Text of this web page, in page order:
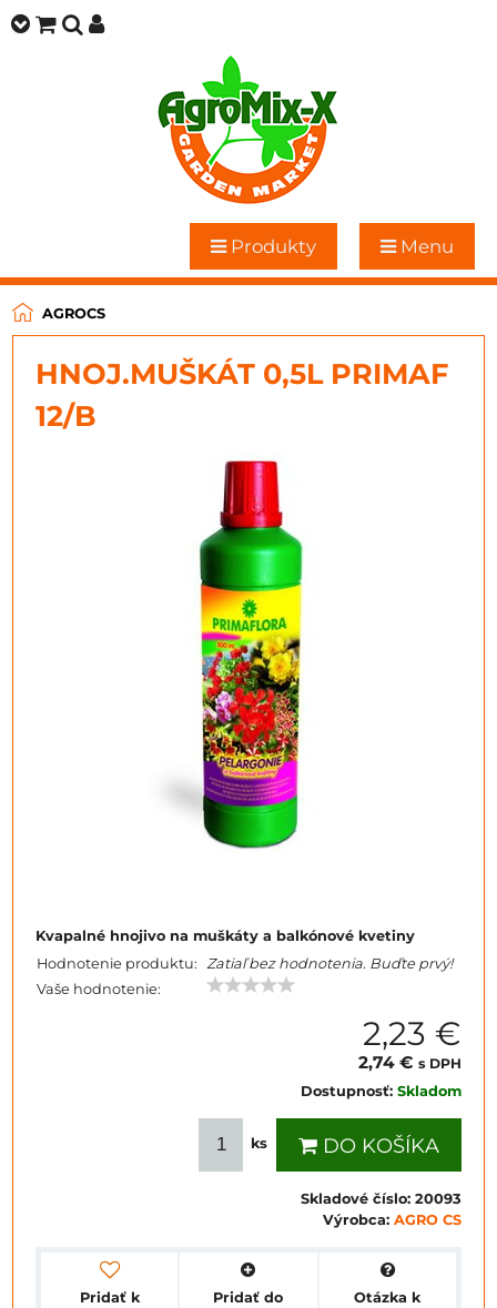
Produkty Menu
AGROCS
HNOJ.MUŠKÁT 0,5L PRIMAF
12/B
Kvapalné hnojivo na muškáty a balkónové kvetiny
Hodnotenie produktu: Zatiaľ bez hodnotenia. Buďte prvý!
Vaše hodnotenie:
2,23 €
2,74 € s DPH
Dostupnosť: Skladom
ks DO KOŠÍKA
Skladové číslo: 20093
Výrobca: AGRO CS
Pridať k
Pridať do
Otázka k